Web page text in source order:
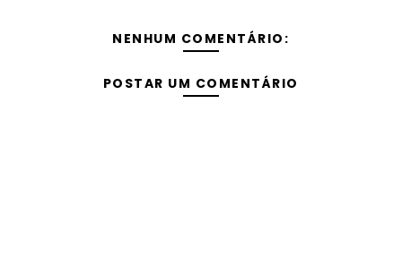
NENHUM COMENTÁRIO:
POSTAR UM COMENTÁRIO